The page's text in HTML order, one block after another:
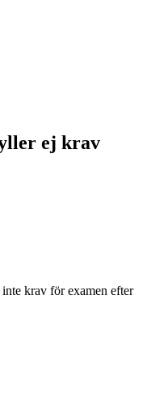
ej krav
krav för examen efter